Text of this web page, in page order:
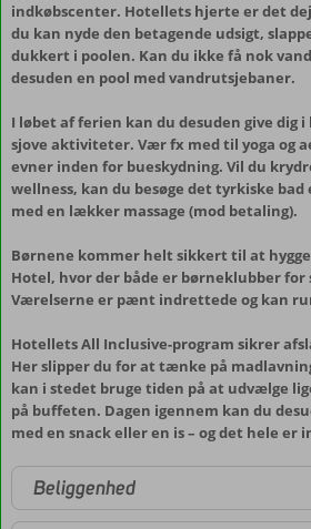
indkøbscenter. Hotellets hjerte er det
du kan nyde den betagende udsigt,
dukkert i poolen. Kan du ikke få nok
desuden en pool med vandrutsjebaner.
I løbet af ferien kan du desuden give dig
sjove aktiviteter. Vær fx med til yoga og
evner inden for bueskydning. Vil du
wellness, kan du besøge det tyrkiske
med en lækker massage (mod betaling).
Børnene kommer helt sikkert til at hygge
Hotel, hvor der både er børneklubber
Værelserne er pænt indrettede og kan
Hotellets All Inclusive-program sikrer
Her slipper du for at tænke på
kan i stedet bruge tiden på at udvælge
på buffeten. Dagen igennem kan du
med en snack eller en is – og det hele er
Beliggenhed